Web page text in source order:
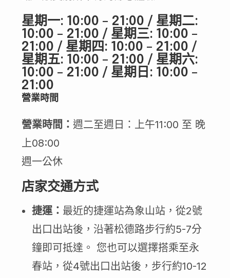
星期一: 10:00 – 21:00 / 星期二:
10:00 – 21:00 / 星期三: 10:00 –
21:00 / 星期四: 10:00 – 21:00 /
星期五: 10:00 – 21:00 / 星期六:
10:00 – 21:00 / 星期日: 10:00 –
21:00
營業時間
營業時間：週二至週日：上午11:00 至 晚
上08:00
週一公休
店家交通方式
捷運： 最近的捷運站為象山站，從2號
出口出站後，沿著松德路步行約5-7分
鐘即可抵達。 您也可以選擇搭乘至永
春站，從4號出口出站後，步行約10-12